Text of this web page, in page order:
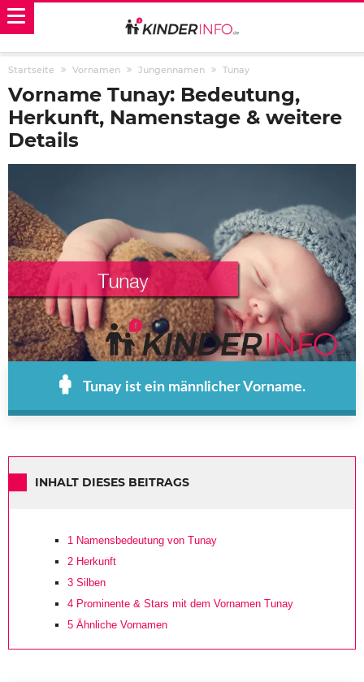
Startseite Vornamen Jungennamen Tunay
Vorname Tunay: Bedeutung,
Herkunft, Namenstage & weitere
Details
Tunay ist ein männlicher Vorname.
INHALT DIESES BEITRAGS
1 Namensbedeutung von Tunay
2 Herkunft
3 Silben
4 Prominente & Stars mit dem Vornamen Tunay
5 Ähnliche Vornamen